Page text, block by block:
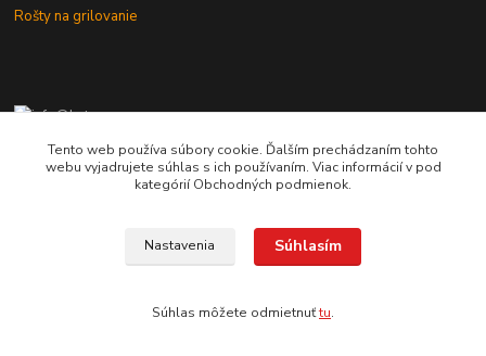
Rošty na grilovanie
+421 902 212 007
od 8:00 - do 16:00 hod
Copyright © 2017-2027 MACSHOP.SK, všetky práva vyhradené..
Tento web používa súbory cookie. Ďalším prechádzaním tohto
webu vyjadrujete súhlas s ich používaním. Viac informácií v pod
kategórií Obchodných podmienok.
Nastavenia Súhlasím
Súhlas môžete odmietnuťtu.